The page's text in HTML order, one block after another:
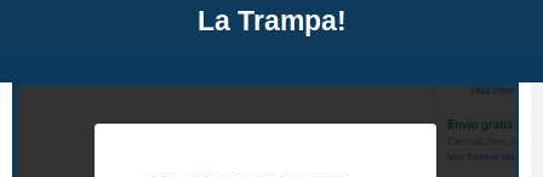
La Trampa!